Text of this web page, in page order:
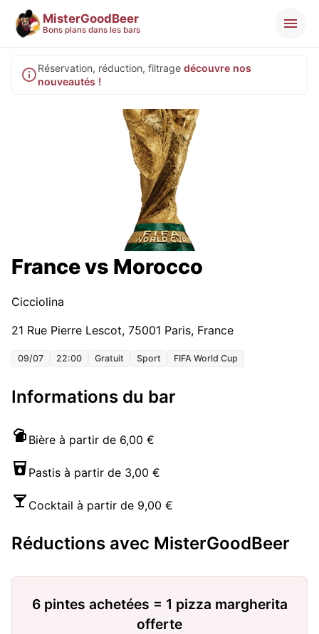
MisterGoodBeer
Bons plans dans les bars
Réservation, réduction, filtrage découvre nos
nouveautés !
France vs Morocco
Cicciolina
21 Rue Pierre Lescot, 75001 Paris, France
09/07 22:00 Gratuit Sport FIFA World Cup
Informations du bar
Bière à partir de 6,00 €
Pastis à partir de 3,00 €
Cocktail à partir de 9,00 €
Réductions avec MisterGoodBeer
6 pintes achetées = 1 pizza margherita
offerte